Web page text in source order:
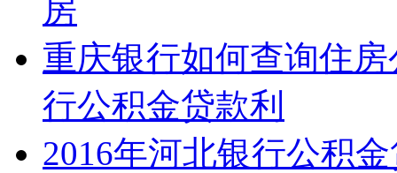
房
重庆银行如何查询住
行公积金贷款利
2016年河北银行公积